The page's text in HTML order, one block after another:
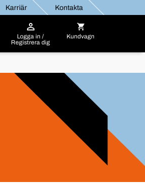
Karriär Kontakta
Logga in /
Registrera dig
Kundvagn